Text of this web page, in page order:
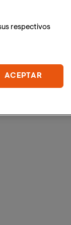
Dra. Amparo
Grado en
es una voz
un espacio de
psicológica con la
respectivos
ACEPTAR